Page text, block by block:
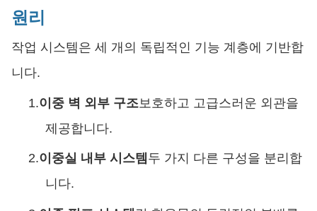
원리
작업 시스템은 세 개의 독립적인 기능 계층에 기반합
니다.
1.이중 벽 외부 구조 보호하고 고급스러운 외관을
제공합니다.
2.이중실 내부 시스템 두 가지 다른 구성을 분리합
니다.